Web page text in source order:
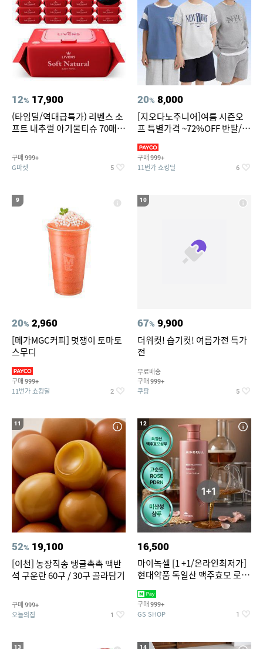
12% 17,900
(타임딜/역대급특가) 리벤스 소
프트 내추럴 아기물티슈 70매
구매 999+
G마켓 5
20% 8,000
[지오다노주니어]여름 시즌오
프 특별가격 ~72%OFF 반팔/반
구매 999+
11번가 쇼킹딜 6
9
20% 2,960
[메가MGC커피] 멋쟁이 토마토
스무디
구매 999+
11번가 쇼킹딜 2
10
67% 9,900
더위컷! 습기컷! 여름가전 특가
전
무료배송
구매 999+
쿠팡 5
11
52% 19,100
[이천] 농장직송 탱글촉촉 맥반
석 구운란 60구 / 30구 골라담기
구매 999+
오늘의집 1
12
16,500
마이녹셀 [1 +1/온라인최저가]
현대약품 독일산 맥주효모 로즈
1000ml (정가 100,000원)
구매 999+
GS SHOP 1
13 14